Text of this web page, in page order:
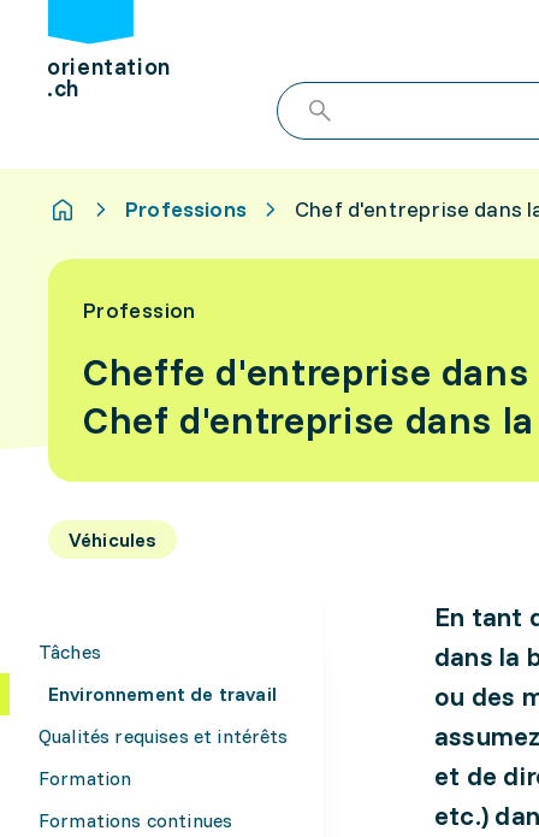
orientation
.ch
Professions Chef d'entreprise dans
Profession
Cheffe d'entreprise
Chef d'entreprise dans
Véhicules
Tâches
Environnement de travail
Qualités requises et intérêts
Formation
Formations continues
En tant
dans la
ou des
et de
etc.)